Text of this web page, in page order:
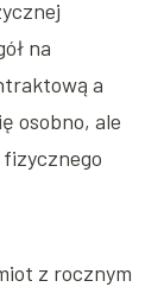
na
a
osobno, ale
z rocznym